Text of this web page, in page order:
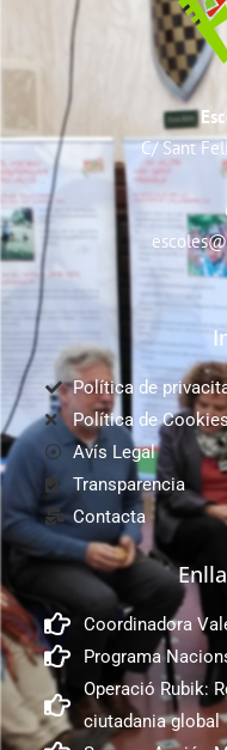
C/ Sant
Política de
Política de
Avís Legal
Transparencia
Contacta
Coordinadora
Programa
Operació Rubik:
ciutadania global